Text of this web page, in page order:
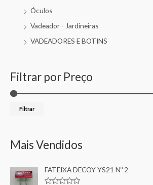
Óculos
Vadeador - Jardineiras
VADEADORES E BOTINS
Filtrar por Preço
Filtrar
Mais Vendidos
FATEIXA DECOY YS21 Nº 2